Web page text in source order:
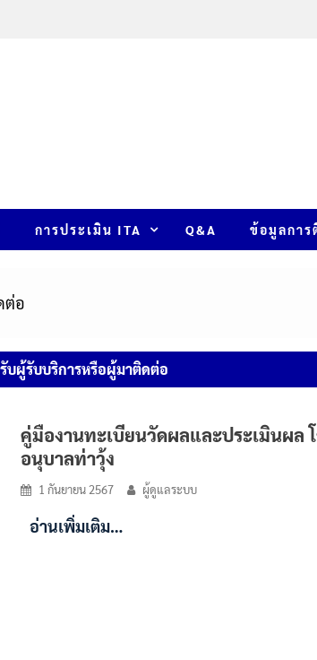
การประเมิน ITA Q&A ข้อมูลการ
ต่อ
บผู้รับบริการหรือผู้มาติดต่อ
คู่มืองานทะเบียนวัดผลและประเมินผล โ
อนุบาลท่าวุ้ง
1 กันยายน 2567 ผู้ดูแลระบบ
อ่านเพิ่มเติม…